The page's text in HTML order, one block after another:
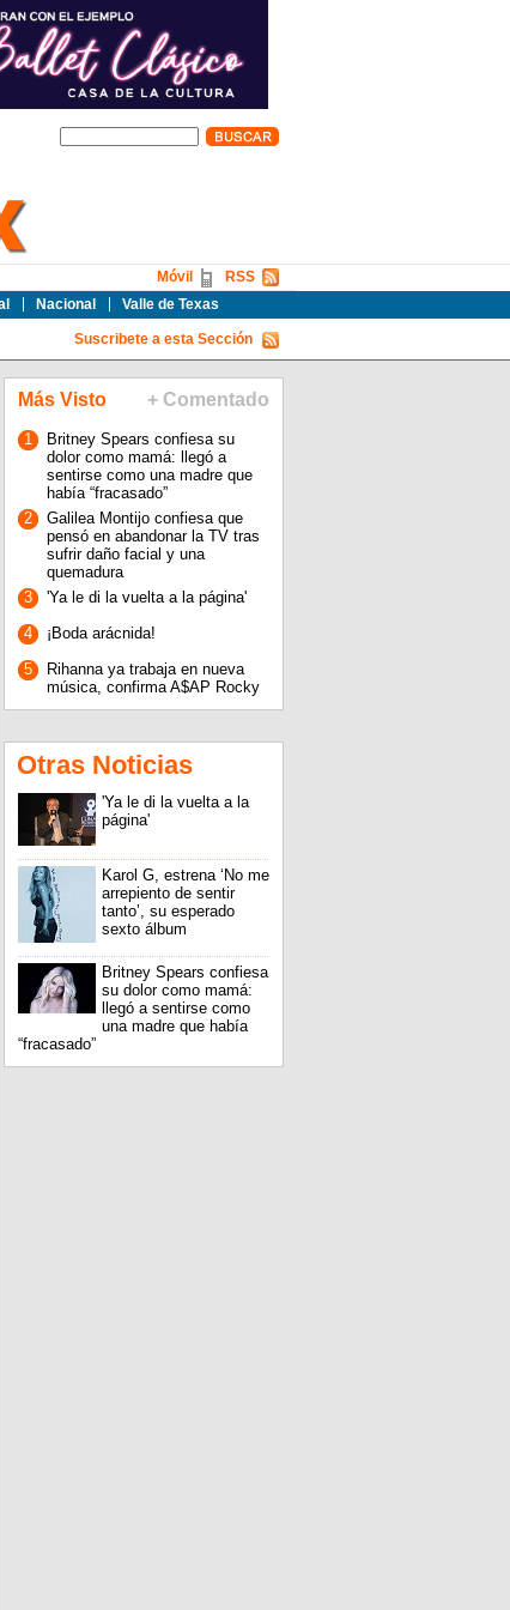
Nacional Valle de Texas
RSS
Móvil
Suscribete a esta Sección
Más Visto + Comentado
1
Britney Spears confiesa su
dolor como mamá: llegó a
sentirse como una madre que
había “fracasado”
2
Galilea Montijo confiesa que
pensó en abandonar la TV tras
sufrir daño facial y una
quemadura
3
'Ya le di la vuelta a la página'
4
¡Boda arácnida!
5
Rihanna ya trabaja en nueva
música, confirma A$AP Rocky
Otras Noticias
'Ya le di la vuelta a la
página'
Karol G, estrena ‘No me
arrepiento de sentir
tanto’, su esperado
sexto álbum
Britney Spears confiesa
su dolor como mamá:
llegó a sentirse como
una madre que había
“fracasado”